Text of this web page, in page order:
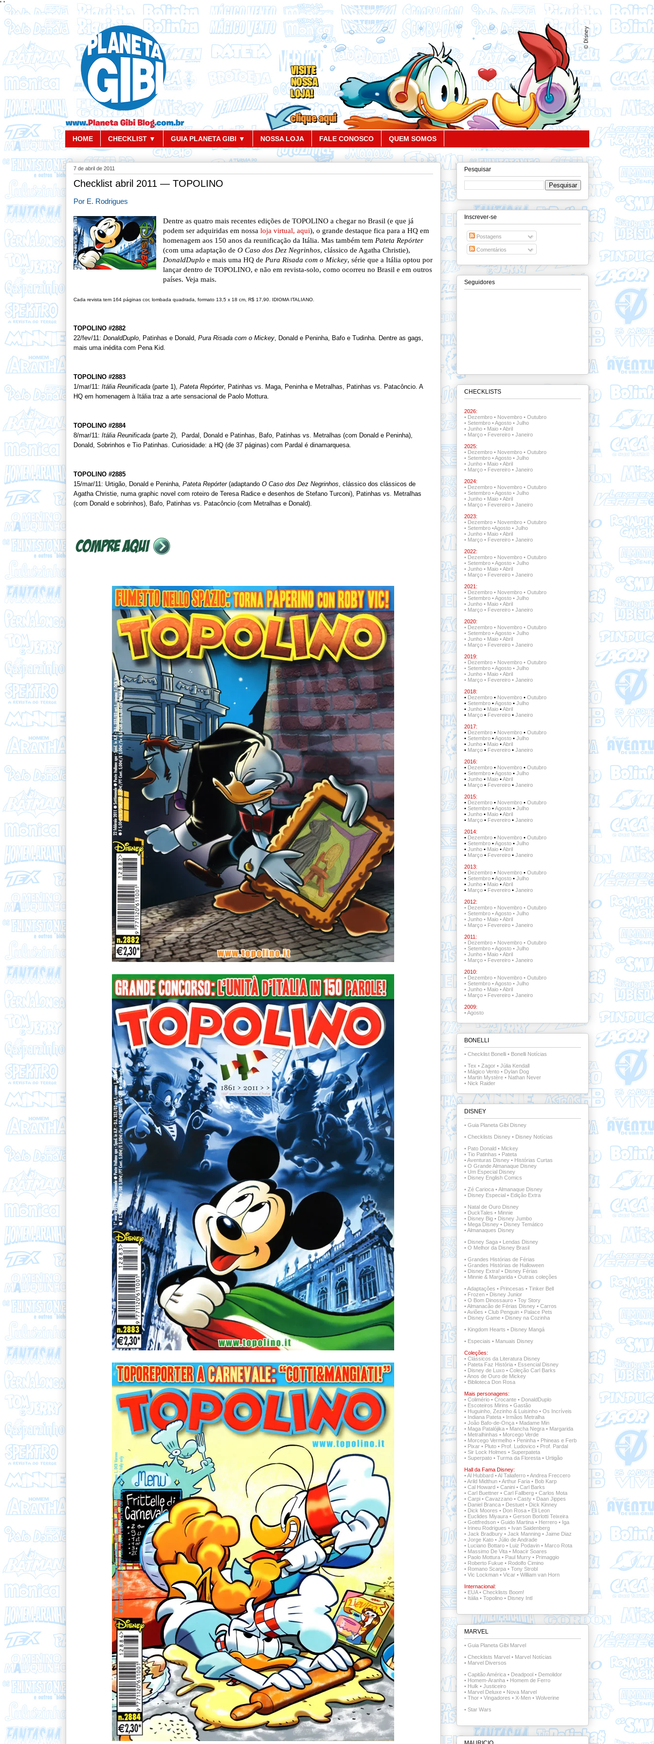
' '
HOME CHECKLIST ▼ GUIA PLANETA GIBI ▼ NOSSA LOJA FALE CONOSCO QUEM SOMOS
7 de abril de 2011
Checklist abril 2011 — TOPOLINO
Por E. Rodrigues
Dentre as quatro mais recentes edições de TOPOLINO a chegar no Brasil (e que já
podem ser adquiridas em nossaloja virtual, aqui), o grande destaque fica para a HQ em
homenagem aos 150 anos da reunificação da Itália. Mas também tem Pateta Repórter
(com uma adaptação deO Caso dos Dez Negrinhos, clássico de Agatha Christie),
DonaldDuplo e mais uma HQ de Pura Risada com o Mickey, série que a Itália optou por
lançar dentro de TOPOLINO, e não em revista-solo, como ocorreu no Brasil e em outros
países. Veja mais.
Cada revista tem 164 páginas cor, lombada quadrada, formato 13,5 x 18 cm, R$ 17,90. IDIOMA ITALIANO.
TOPOLINO #2882
22/fev/11: DonaldDuplo, Patinhas e Donald, Pura Risada com o Mickey, Donald e Peninha, Bafo e Tudinha. Dentre as gags,
mais uma inédita com Pena Kid.
TOPOLINO #2883
1/mar/11: Itália Reunificada(parte 1), Pateta Repórter, Patinhas vs. Maga, Peninha e Metralhas, Patinhas vs. Patacôncio. A
HQ em homenagem à Itália traz a arte sensacional de Paolo Mottura.
TOPOLINO #2884
8/mar/11: Itália Reunificada(parte 2), Pardal, Donald e Patinhas, Bafo, Patinhas vs. Metralhas (com Donald e Peninha),
Donald, Sobrinhos e Tio Patinhas. Curiosidade: a HQ (de 37 páginas) com Pardal é dinamarquesa.
TOPOLINO #2885
15/mar/11: Urtigão, Donald e Peninha, Pateta Repórter(adaptando O Caso dos Dez Negrinhos , clássico dos clássicos de
Agatha Christie, numa graphic novel com roteiro de Teresa Radice e desenhos de Stefano Turconi), Patinhas vs. Metralhas
(com Donald e sobrinhos), Bafo, Patinhas vs. Patacôncio (com Metralhas e Donald).
Pesquisar
Inscrever-se
Postagens
Comentários
Seguidores
CHECKLISTS
2026:
• Dezembro• Novembro• Outubro
• Setembro•Agosto• Julho
• Junho• Maio•Abril
• Março• Fevereiro• Janeiro
2025:
• Dezembro• Novembro• Outubro
• Setembro•Agosto• Julho
• Junho• Maio•Abril
• Março• Fevereiro• Janeiro
2024:
• Dezembro• Novembro• Outubro
• Setembro•Agosto• Julho
• Junho• Maio•Abril
• Março• Fevereiro• Janeiro
2023:
• Dezembro• Novembro• Outubro
• Setembro•Agosto• Julho
• Junho• Maio•Abril
• Março• Fevereiro• Janeiro
2022:
• Dezembro • Novembro• Outubro
• Setembro •Agosto• Julho
• Junho• Maio•Abril
• Março• Fevereiro• Janeiro
2021:
• Dezembro • Novembro • Outubro
• Setembro•Agosto• Julho
• Junho• Maio•Abril
• Março• Fevereiro• Janeiro
2020:
• Dezembro• Novembro• Outubro
• Setembro•Agosto• Julho
• Junho• Maio•Abril
• Março• Fevereiro• Janeiro
2019:
• Dezembro• Novembro• Outubro
• Setembro•Agosto• Julho
• Junho• Maio•Abril
• Março• Fevereiro• Janeiro
2018:
• Dezembro• Novembro• Outubro
• Setembro•Agosto• Julho
• Junho• Maio•Abril
• Março• Fevereiro• Janeiro
2017:
• Dezembro• Novembro• Outubro
• Setembro•Agosto• Julho
• Junho• Maio•Abril
• Março• Fevereiro• Janeiro
2016:
• Dezembro• Novembro• Outubro
• Setembro•Agosto• Julho
• Junho• Maio•Abril
• Março• Fevereiro• Janeiro
2015:
• Dezembro• Novembro• Outubro
• Setembro•Agosto• Julho
• Junho• Maio•Abril
• Março• Fevereiro• Janeiro
2014:
• Dezembro • Novembro • Outubro
• Setembro• Agosto • Julho
• Junho• Maio•Abril
• Março• Fevereiro• Janeiro
2013:
• Dezembro• Novembro• Outubro
• Setembro•Agosto• Julho
• Junho• Maio•Abril
• Março• Fevereiro• Janeiro
2012:
• Dezembro• Novembro• Outubro
• Setembro •Agosto• Julho
• Junho• Maio •Abril
• Março• Fevereiro• Janeiro
2011:
• Dezembro• Novembro• Outubro
• Setembro•Agosto• Julho
• Junho• Maio•Abril
• Março• Fevereiro• Janeiro
2010:
• Dezembro• Novembro• Outubro
• Setembro•Agosto• Julho
• Junho• Maio•Abril
• Março• Fevereiro• Janeiro
2009:
•Agosto
BONELLI
• Checklist Bonelli• Bonelli Notícias
• Tex • Zagor• Júlia Kendall
• Mágico Vento • Dylan Dog
• Martin Mystère • Nathan Never
• Nick Raider
DISNEY
• Guia Planeta Gibi Disney
• Checklists Disney• Disney Notícias
• Pato Donald• Mickey
• Tio Patinhas • Pateta
• Aventuras Disney • Histórias Curtas
• O Grande Almanaque Disney
• Um Especial Disney
• Disney English Comics
• Zé Carioca •Almanaque Disney
• Disney Especial • Edição Extra
• Natal de Ouro Disney
• DuckTales • Minnie
• Disney Big • Disney Jumbo
• Mega Disney • Disney Temático
•Almanaques Disney
• Disney Saga• Lendas Disney
• O Melhor da Disney Brasil
• Grandes Histórias de Férias
• Grandes Histórias de Halloween
• Disney Extra! • Disney Férias
• Minnie & Margarida• Outras coleções
• Adaptações • Princesas • Tinker Bell
• Frozen• Disney Junior
• O Bom Dinossauro • Toy Story
•Almanacão de Férias Disney • Carros
• Aviões • Club Penguin• Palace Pets
• Disney Game• Disney na Cozinha
• Kingdom Hearts • Disney Mangá
• Especiais • Manuais Disney
Coleções:
• Clássicos da Literatura Disney
• Pateta Faz História• Essencial Disney
• Disney de Luxo• Coleção Carl Barks
•Anos de Ouro de Mickey
• Biblioteca Don Rosa
Mais personagens:
• Colimério• Crocante• DonaldDuplo
• Escoteiros Mirins • Gastão
• Huguinho, Zezinho & Luisinho• Os Incríveis
• Indiana Pateta • Irmãos Metralha
• João Bafo-de-Onça • Madame Min
• Maga Patalójika• Mancha Negra• Margarida
• Metralhinhas • Morcego Verde
• Morcego Vermelho • Peninha• Phineas e Ferb
• Pixar• Pluto• Prof. Ludovico • Prof. Pardal
• Sir Lock Holmes • Superpateta
• Superpato• Turma da Floresta• Urtigão
Hall da Fama Disney:
•Al Hubbard•Al Taliaferro•Andrea Freccero
•Arild Midthun•Arthur Faria• Bob Karp
• Cal Howard• Canini• Carl Barks
• Carl Buettner• Carl Fallberg • Carlos Mota
• Carpi • Cavazzano• Casty• Daan Jippes
• Daniel Branca• Destuet• Dick Kinney
• Dick Moores • Don Rosa• Eli Leon
• Euclides Miyaura • Gerson Borlotti Teixeira
• Gottfredson • Guido Martina • Herrero• Iga
• Irineu Rodrigues • Ivan Saidenberg
• Jack Bradbury• Jack Manning• Jaime Diaz
• Jorge Kato• Júlio de Andrade
• Luciano Bottaro• Luiz Podavin• Marco Rota
• Massimo De Vita • Moacir Soares
• Paolo Mottura • Paul Murry • Primaggio
• Roberto Fukue • Rodolfo Cimino
• Romano Scarpa • Tony Strobl
• Vic Lockman• Vicar • William van Horn
Internacional:
• EUA • Checklists Boom!
• Itália • Topolino • Disney Intl
MARVEL
• Guia Planeta Gibi Marvel
• Checklists Marvel• Marvel Notícias
• Marvel Diversos
• Capitão América• Deadpool• Demolidor
• Homem-Aranha• Homem de Ferro
• Hulk • Justiceiro
• Marvel Deluxe• Nova Marvel
• Thor • Vingadores • X-Men• Wolverine
• Star Wars